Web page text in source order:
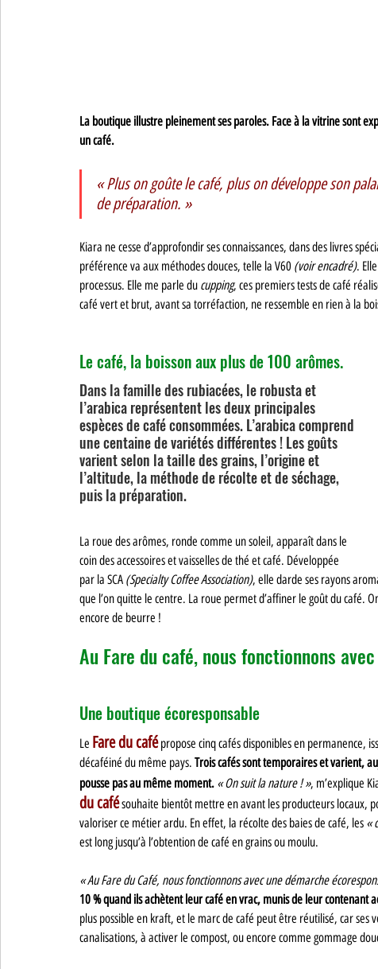
La boutique illustre pleinement ses paroles. Face à la vitrine sont
un café.
« Plus on goûte le café, plus on développe son
de préparation. »
Kiara ne cesse d’approfondir ses connaissances, dans des livres
préférence va aux méthodes douces, telle la V60 (voir encadré).
processus. Elle me parle du cupping, ces premiers tests de café
café vert et brut, avant sa torréfaction, ne ressemble en rien à la
Le café, la boisson aux plus de 100 arômes.
Dans la famille des rubiacées, le robusta et
l’arabica représentent les deux principales
espèces de café consommées. L’arabica comprend
une centaine de variétés différentes ! Les goûts
varient selon la taille des grains, l’origine et
l’altitude, la méthode de récolte et de séchage,
puis la préparation.
La roue des arômes, ronde comme un soleil, apparaît dans le
coin des accessoires et vaisselles de thé et café. Développée
par la SCA (Specialty Coffee Association), elle darde ses rayons
que l’on quitte le centre. La roue permet d’affiner le goût du café.
encore de beurre !
Au Fare du café, nous fonctionnons avec
Une boutique écoresponsable
Le Fare du café propose cinq cafés disponibles en permanence,
décaféiné du même pays. Trois cafés sont temporaires et varient,
pousse pas au même moment. « On suit la nature ! », m’explique
du café souhaite bientôt mettre en avant les producteurs locaux,
valoriser ce métier ardu. En effet, la récolte des baies de café, les «
est long jusqu’à l’obtention de café en grains ou moulu.
« Au Fare du Café, nous fonctionnons avec une démarche
10 % quand ils achètent leur café en vrac, munis de leur contenant
plus possible en kraft, et le marc de café peut être réutilisé, car ses
canalisations, à activer le compost, ou encore comme gommage